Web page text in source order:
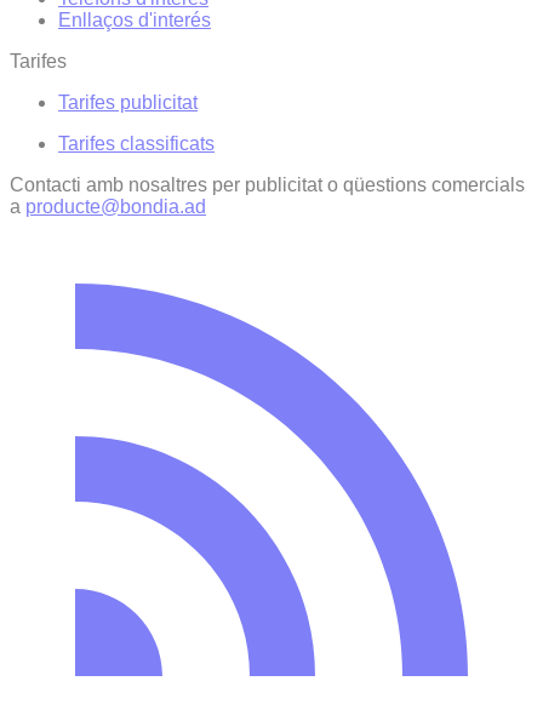
Enllaços d'interés
Tarifes
Tarifes publicitat
Tarifes classificats
Contacti amb nosaltres per publicitat o qüestions comercials
a producte@bondia.ad